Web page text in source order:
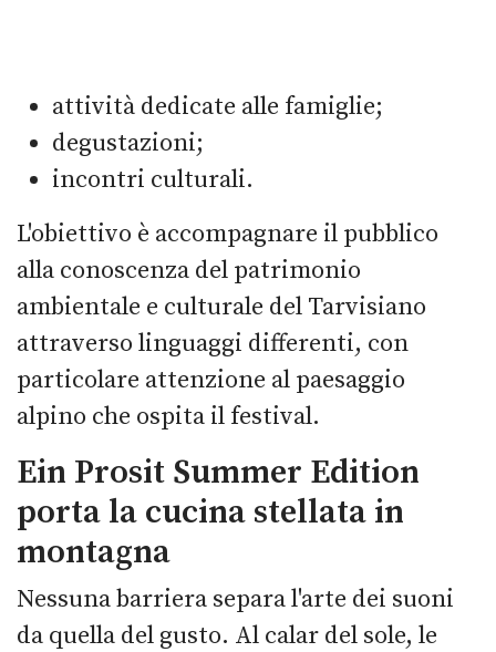
attività dedicate alle famiglie;
degustazioni;
incontri culturali.
L'obiettivo è accompagnare il pubblico
alla conoscenza del patrimonio
ambientale e culturale del Tarvisiano
attraverso linguaggi differenti, con
particolare attenzione al paesaggio
alpino che ospita il festival.
Ein Prosit Summer Edition
porta la cucina stellata in
montagna
Nessuna barriera separa l'arte dei suoni
da quella del gusto. Al calar del sole, le